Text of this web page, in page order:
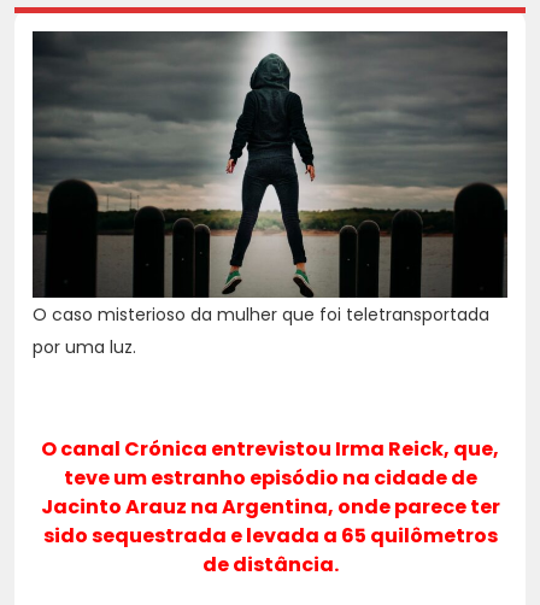
O caso misterioso da mulher que foi teletransportada
por uma luz.
Ocanal Crónica entrevistou Irma Reick, que,
teve um estranho episódio na cidade de
Jacinto Arauz na Argentina, onde parece ter
sido sequestrada e levada a 65 quilômetros
de distância.